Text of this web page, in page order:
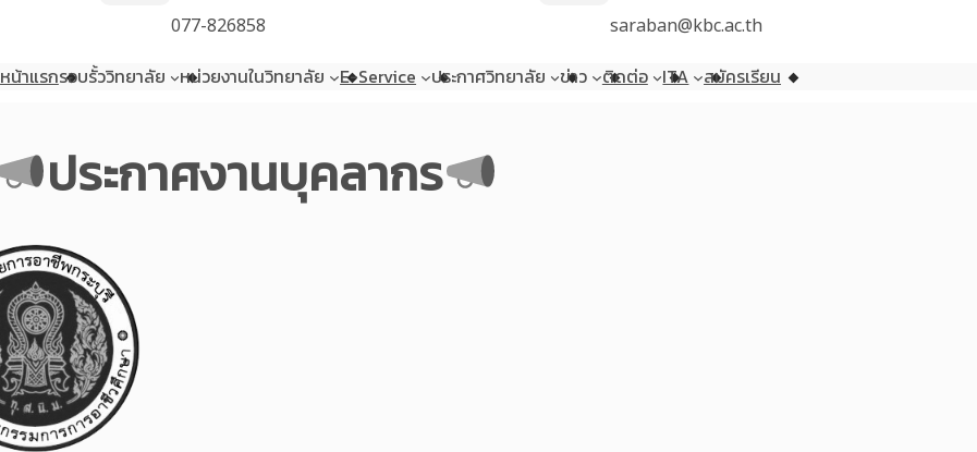
077-826858 saraban@kbc.ac.th
หน้าแรกรอบรั้ววิทยาลัย หน่วยงานในวิทยาลัย E-Service ประกาศวิทยาลัย ข่าว ติดต่อ ITA สมัครเรียน
ประกาศงานบุคลากร